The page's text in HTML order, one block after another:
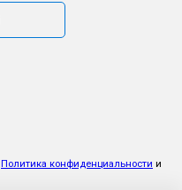
Политика конфиденциальности и